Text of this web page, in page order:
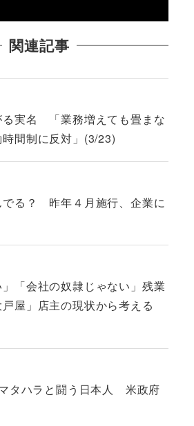
関連記事
る実名 「業務増えても畳まな
間制に反対」(3/23)
でる？ 昨年４月施行、企業に
」「会社の奴隷じゃない」残業
屋」店主の現状から考える
タハラと闘う日本人 米政府